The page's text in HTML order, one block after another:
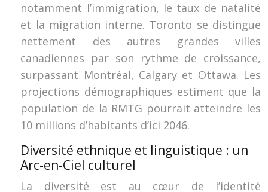
notamment l’immigration, le taux de natalité
et la migration interne. Toronto se distingue
nettement des autres grandes villes
canadiennes par son rythme de croissance,
surpassant Montréal, Calgary et Ottawa. Les
projections démographiques estiment que la
population de la RMTG pourrait atteindre les
10 millions d’habitants d’ici 2046.
Diversité ethnique et linguistique : un
Arc-en-Ciel culturel
La diversité est au cœur de l’identité